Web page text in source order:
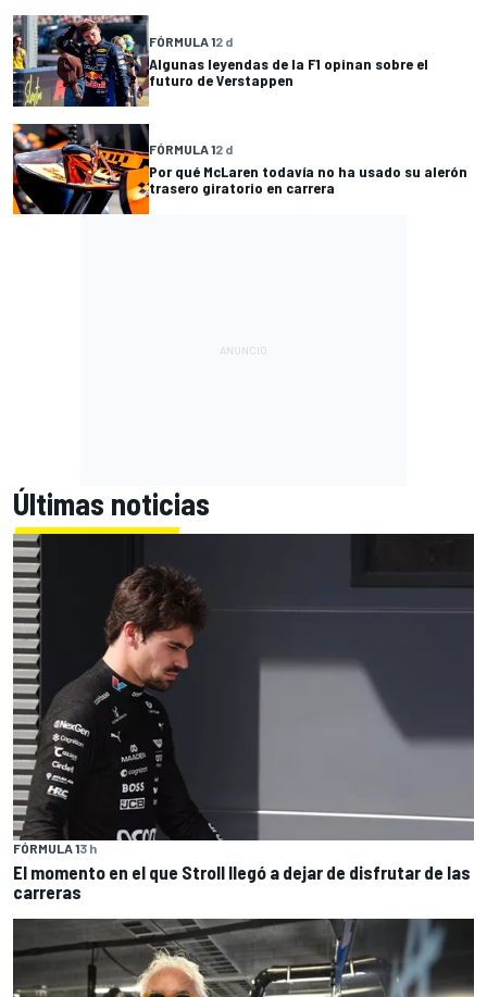
FÓRMULA 12 d
Algunas leyendas de la F1 opinan sobre el
futuro de Verstappen
FÓRMULA 12 d
Por qué McLaren todavía no ha usado su alerón
trasero giratorio en carrera
Últimas noticias
FÓRMULA 13 h
El momento en el que Stroll llegó a dejar de disfrutar de las
carreras